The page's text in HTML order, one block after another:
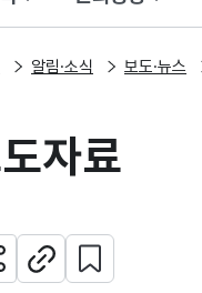
알림·소식 보도·뉴스
자료
유하기주소복사
관심 콘텐츠 설정